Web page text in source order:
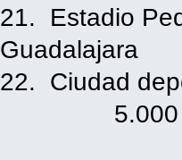
21.
22. Ciudad
5.000